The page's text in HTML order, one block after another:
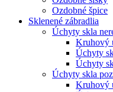
Ozdobné špice
Sklenené zábradlia
Úchyty skla
Kruhový
Úchyty
Úchyty
Úchyty skla
Kruhový